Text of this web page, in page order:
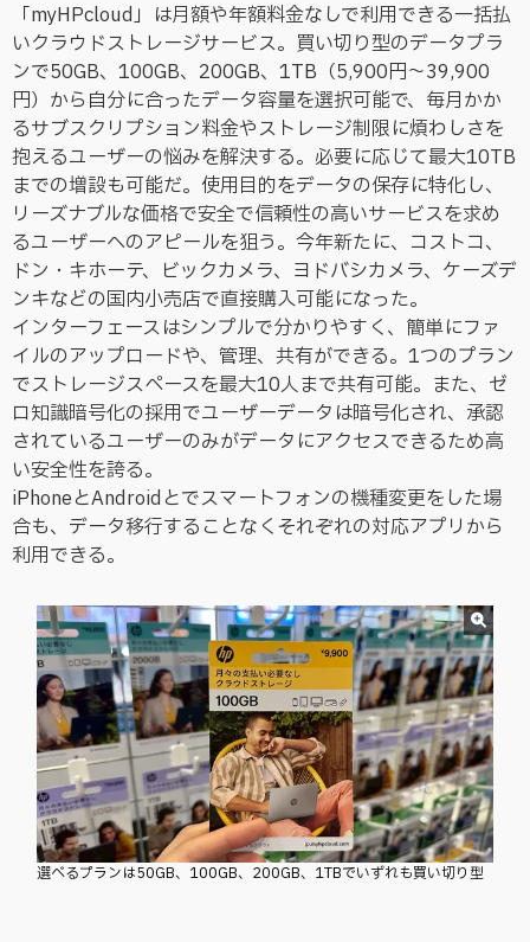
「myHPcloud」は月額や年額料金なしで利用できる一括払
いクラウドストレージサービス。買い切り型のデータプラ
ンで50GB、100GB、200GB、1TB（5,900円～39,900
円）から自分に合ったデータ容量を選択可能で、毎月かか
るサブスクリプション料金やストレージ制限に煩わしさを
抱えるユーザーの悩みを解決する。必要に応じて最大10TB
までの増設も可能だ。使用目的をデータの保存に特化し、
リーズナブルな価格で安全で信頼性の高いサービスを求め
るユーザーへのアピールを狙う。今年新たに、コストコ、
ドン・キホーテ、ビックカメラ、ヨドバシカメラ、ケーズデ
ンキなどの国内小売店で直接購入可能になった。
インターフェースはシンプルで分かりやすく、簡単にファ
イルのアップロードや、管理、共有ができる。1つのプラン
でストレージスペースを最大10人まで共有可能。また、ゼ
ロ知識暗号化の採用でユーザーデータは暗号化され、承認
されているユーザーのみがデータにアクセスできるため高
い安全性を誇る。
iPhoneとAndroidとでスマートフォンの機種変更をした場
合も、データ移行することなくそれぞれの対応アプリから
利用できる。
選べるプランは50GB、100GB、200GB、1TBでいずれも買い切り型